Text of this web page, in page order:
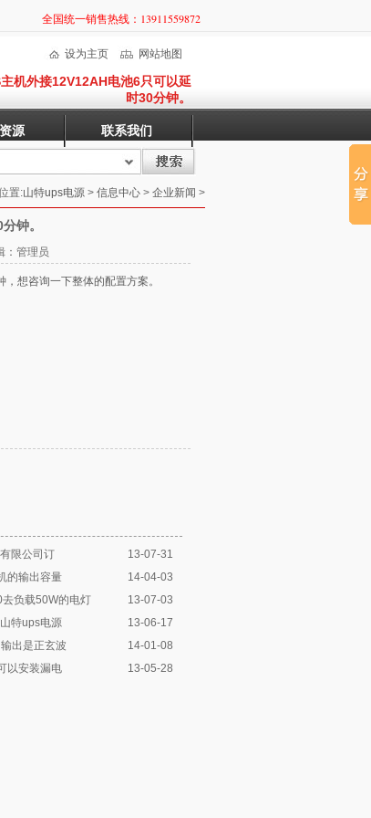
全国统一销售热线：13911559872
网站地图
设为主页
机外接12V12AH电池6只可以延
时30分钟。
源 联系我们
置:山特ups电源 > 信息中心 > 企业新闻 >
钟。
：管理员
想咨询一下整体的配置方案。
限公司订
13-07-31
的输出容量
14-04-03
负载50W的电灯
13-07-03
特ups电源
13-06-17
出是正玄波
14-01-08
以安装漏电
13-05-28